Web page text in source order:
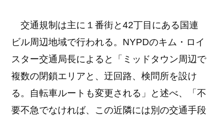
交通規制は主に１番街と42丁目にある国連
ビル周辺地域で行われる。NYPDのキム・ロイ
スター交通局長によると「ミッドタウン周辺で
複数の閉鎖エリアと、迂回路、検問所を設け
る。自転車ルートも変更される」と述べ、「不
要不急でなければ、この近隣には別の交通手段